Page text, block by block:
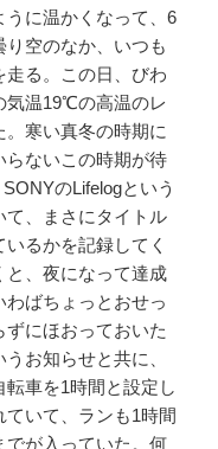
に温かくなって、6
空のなか、いつも
る。この日、びわ
気温19℃の高温のレ
寒い真冬の時期に
らないこの時期が待
のLifelogという
て、まさにタイトル
るかを記録してく
と、夜になって達成
わばちょっとおせっ
にほおっておいた
お知らせと共に、
車を1時間と設定し
いて、ランも1時間
でが入っていた。何